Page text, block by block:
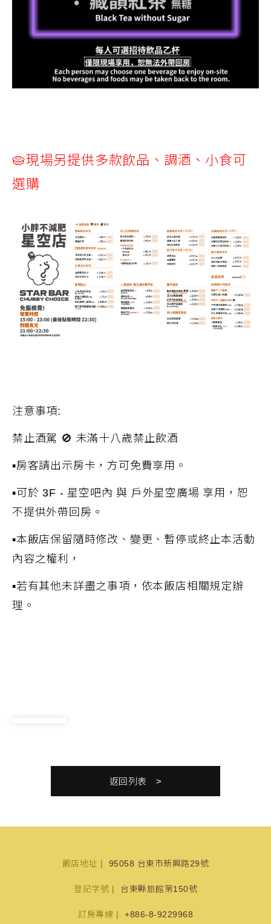
🥧現場另提供多款飲品、調酒、小食可
選購
注意事項:
禁止酒駕 🚫 未滿十八歲禁止飲酒
▪房客請出示房卡，方可免費享用。
▪可於 3F - 星空吧內 與 戶外星空廣場 享用，恕
不提供外帶回房。
▪本飯店保留隨時修改、變更、暫停或終止本活動
內容之權利，
▪若有其他未詳盡之事項，依本飯店相關規定辦
理。
返回列表
飯店地址 95058 台東市新興路29號
登記字號 台東縣旅館第150號
訂房專線 +886-8-9229968